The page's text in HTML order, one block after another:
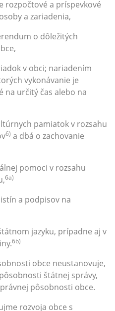
rozpočtové a príspevkové
a zariadenia,
o dôležitých
v obci; nariadením
vykonávanie je
na určitý čas alebo na
pamiatok v rozsahu
6) a dbá o zachovanie
pomoci v rozsahu
6a)
a podpisov na
jazyku, prípadne aj v
6b)
obce neustanovuje,
štátnej správy,
pôsobnosti obce.
rozvoja obce s